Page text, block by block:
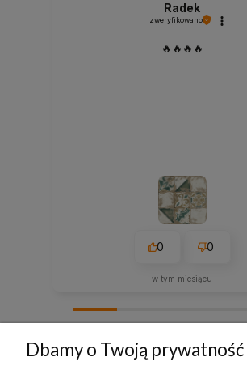
Radek
zweryfikowano
🔥🔥🔥🔥
0 0
w tym miesiącu
Dbamy o Twoją prywatność